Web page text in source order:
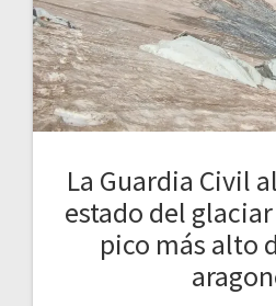
La Guardia Civil
estado del
pico más alto